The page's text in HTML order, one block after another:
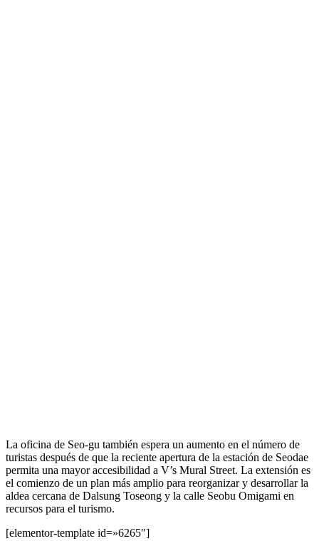
La oficina de Seo-gu también espera un aumento en el número de
turistas después de que la reciente apertura de la estación de Seodae
permita una mayor accesibilidad a V’s Mural Street. La extensión es
el comienzo de un plan más amplio para reorganizar y desarrollar la
aldea cercana de Dalsung Toseong y la calle Seobu Omigami en
recursos para el turismo.
[elementor-template id=»6265″]